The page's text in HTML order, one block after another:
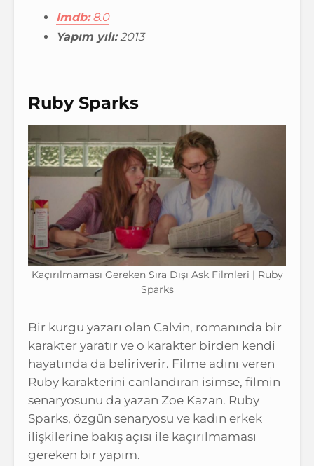
Imdb:8.0
Yapım yılı:2013
Ruby Sparks
Kaçırılmaması Gereken Sıra Dışı Ask Filmleri | Ruby
Sparks
Bir kurgu yazarı olan Calvin, romanında bir
karakter yaratır ve o karakter birden kendi
hayatında da beliriverir. Filme adını veren
Ruby karakterini canlandıran isimse, filmin
senaryosunu da yazan Zoe Kazan. Ruby
Sparks, özgün senaryosu ve kadın erkek
ilişkilerine bakış açısı ile kaçırılmaması
gereken bir yapım.